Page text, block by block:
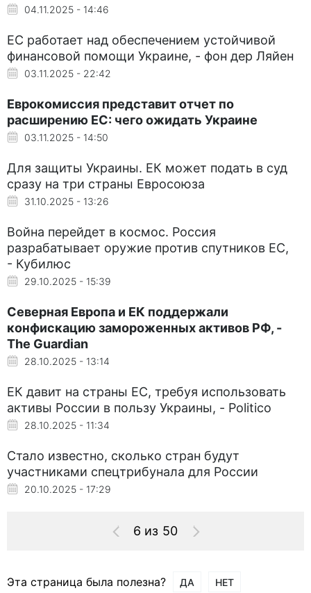
04.11.2025 - 14:46
ЕС работает над обеспечением устойчивой
финансовой помощи Украине, - фон дер Ляйен
03.11.2025 - 22:42
Еврокомиссия представит отчет по
расширению ЕС: чего ожидать Украине
03.11.2025 - 14:50
Для защиты Украины. ЕК может подать в суд
сразу на три страны Евросоюза
31.10.2025 - 13:26
Война перейдет в космос. Россия
разрабатывает оружие против спутников ЕС,
- Кубилюс
29.10.2025 - 15:39
Северная Европа и ЕК поддержали
конфискацию замороженных активов РФ, -
The Guardian
28.10.2025 - 13:14
ЕК давит на страны ЕС, требуя использовать
активы России в пользу Украины, - Politico
28.10.2025 - 11:34
Стало известно, сколько стран будут
участниками спецтрибунала для России
20.10.2025 - 17:29
6 из 50
Эта страница была полезна? ДА НЕТ